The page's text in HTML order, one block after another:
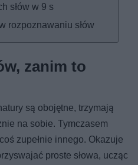
słów w 9 s
rozpoznawaniu słów
zanim to
są obojętne, trzymają
na sobie. Tymczasem
zupełnie innego. Okazuje
proste słowa, ucząc